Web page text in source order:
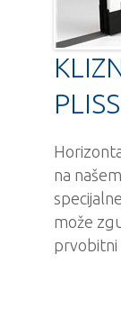
na
može
prvobitni